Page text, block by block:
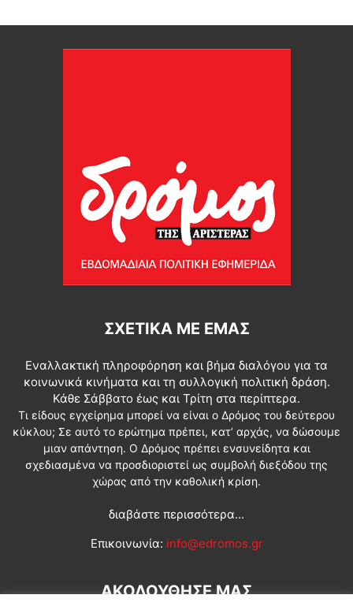
ΣΧΕΤΙΚΆ ΜΕ ΕΜΆΣ
Εναλλακτική πληροφόρηση και βήμα διαλόγου για τα
κοινωνικά κινήματα και τη συλλογική πολιτική δράση.
Κάθε Σάββατο έως και Τρίτη στα περίπτερα.
Τι είδους εγχείρημα μπορεί να είναι ο Δρόμος του δεύτερου
κύκλου; Σε αυτό το ερώτημα πρέπει, κατ’ αρχάς, να δώσουμε
μιαν απάντηση. Ο Δρόμος πρέπει ενσυνείδητα και
σχεδιασμένα να προσδιοριστεί ως συμβολή διεξόδου της
χώρας από την καθολική κρίση.
διαβάστε περισσότερα...
Επικοινωνία: info@edromos.gr
ΑΚΟΛΟΥΘΗΣΕ ΜΑΣ